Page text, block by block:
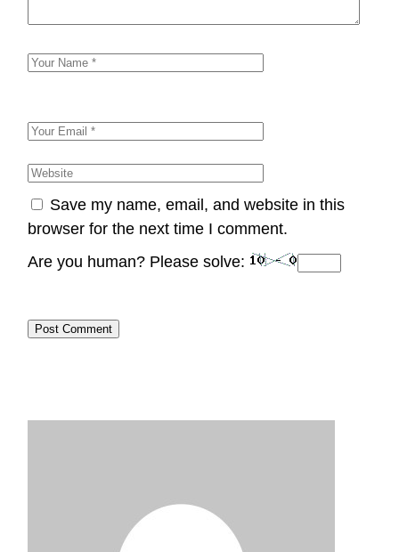
Save my name, email, and website in this
browser for the next time I comment.
Are you human? Please solve:
Post Comment